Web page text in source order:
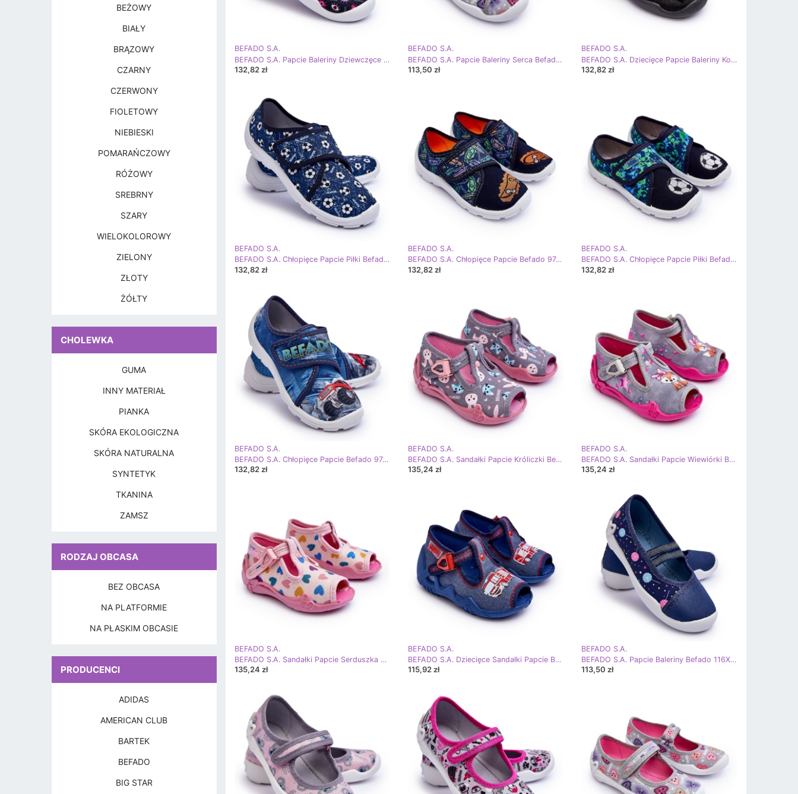
BEFADO S.A.
BEFADO S.A. Papcie Baleriny Dziewczęce Befado 114Y518 Granatowo-Różowe niebieskie
132,82 zł
BEFADO S.A.
BEFADO S.A. Papcie Baleriny Serca Befado 116X319 Szaro-Różowe szare
113,50 zł
BEFADO S.A.
BEFADO S.A. Dziecięce Papcie Baleriny Kokardki Befado 114X240 Czarne
132,82 zł
BEFADO S.A.
BEFADO S.A. Chłopięce Papcie Piłki Befado 974Y509 Niebieskie
132,82 zł
BEFADO S.A.
BEFADO S.A. Chłopięce Papcie Befado 974X503 Granatowe niebieskie
132,82 zł
BEFADO S.A.
BEFADO S.A. Chłopięce Papcie Piłki Befado 974X506 Granatowe niebieskie
132,82 zł
BEFADO S.A.
BEFADO S.A. Chłopięce Papcie Befado 974X507 Niebieskie
132,82 zł
BEFADO S.A.
BEFADO S.A. Sandałki Papcie Króliczki Befado 213P139 Szaro-Różowe
135,24 zł
BEFADO S.A.
BEFADO S.A. Sandałki Papcie Wiewiórki Befado 213P137 Szaro-Różowe
135,24 zł
BEFADO S.A.
BEFADO S.A. Sandałki Papcie Serduszka Befado 213P140 Różowe
135,24 zł
BEFADO S.A.
BEFADO S.A. Dziecięce Sandałki Papcie Befado Wóz Strażacki 217P118 Niebieskie
115,92 zł
BEFADO S.A.
BEFADO S.A. Papcie Baleriny Befado 116X316 Granatowe niebieskie
113,50 zł
BEŻOWY
BIAŁY
BRĄZOWY
CZARNY
CZERWONY
FIOLETOWY
NIEBIESKI
POMARAŃCZOWY
RÓŻOWY
SREBRNY
SZARY
WIELOKOLOROWY
ZIELONY
ZŁOTY
ŻÓŁTY
CHOLEWKA
GUMA
INNY MATERIAŁ
PIANKA
SKÓRA EKOLOGICZNA
SKÓRA NATURALNA
SYNTETYK
TKANINA
ZAMSZ
RODZAJ OBCASA
BEZ OBCASA
NA PLATFORMIE
NA PŁASKIM OBCASIE
PRODUCENCI
ADIDAS
AMERICAN CLUB
BARTEK
BEFADO
BIG STAR